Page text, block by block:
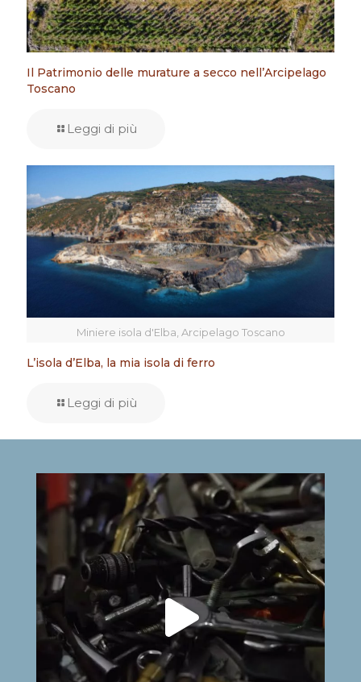
Il Patrimonio delle murature a secco nell’Arcipelago
Toscano
Leggi di più
Miniere isola d'Elba, Arcipelago Toscano
L’isola d’Elba, la mia isola di ferro
Leggi di più